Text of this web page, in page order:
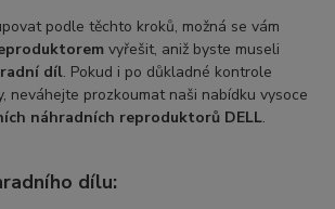
podle těchto kroků, možná se vám
vyřešit, aniž byste museli
díl. Pokud i po důkladné kontrole
neváhejte prozkoumat naši nabídku vysoce
náhradních reproduktorů DELL.
dílu: